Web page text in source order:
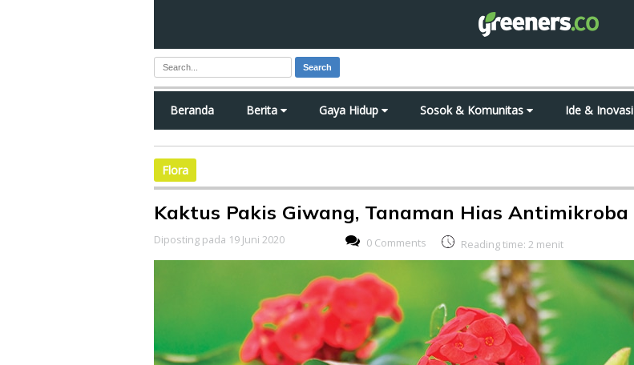
Search
Beranda Berita Gaya Hidup Sosok & Komunitas Ide & Inovasi
Flora
Kaktus Pakis Giwang, Tanaman Hias Antimikroba
Diposting pada 19 Juni 2020 0 Comments Reading time: 2 menit